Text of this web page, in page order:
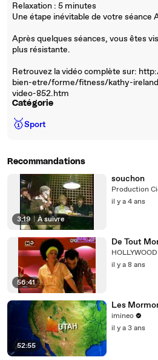
Relaxation : 5 minutes
Une étape inévitable de votre séance
Après quelques séances, vous êtes
plus résistante.
Retrouvez la vidéo complète sur:
bien-etre/forme/fitness/kathy-
video-852.htm
Catégorie
🥇Sport
Recommandations
3:19 À suivre
souchon
Production
il y a 4 ans
56:41
De Tout
il y a 8 ans
52:55
Les
imineo
il y a 3 ans